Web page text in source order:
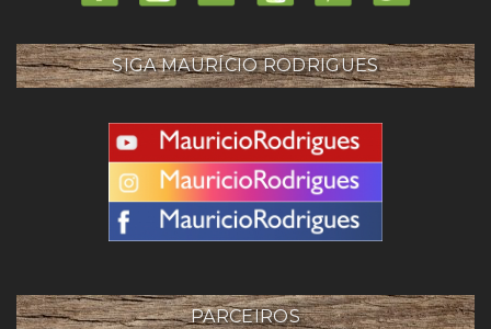
SIGA MAURÍCIO RODRIGUES
PARCEIROS